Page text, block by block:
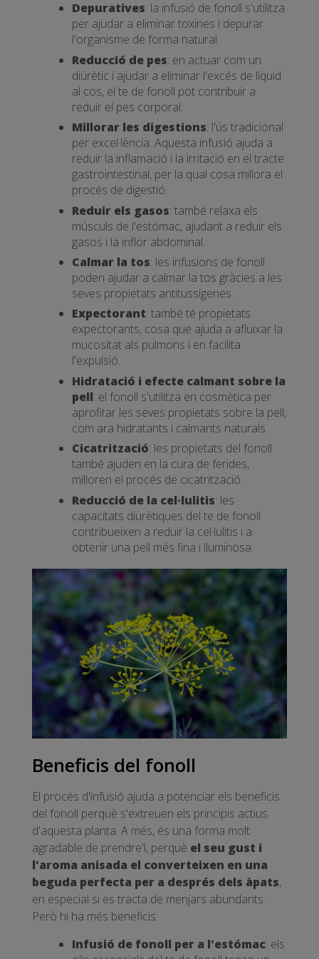
Depuratives: la infusió de fonoll s'utilitza
per ajudar a eliminar toxines i depurar
l'organisme de forma natural.
Reducció de pes: en actuar com un
diürètic i ajudar a eliminar l'excés de líquid
al cos, el te de fonoll pot contribuir a
reduir el pes corporal.
Millorar les digestions: l'ús tradicional
per excel·lència. Aquesta infusió ajuda a
reduir la inflamació i la irritació en el tracte
gastrointestinal, per la qual cosa millora el
procés de digestió.
Reduir els gasos: també relaxa els
músculs de l'estómac, ajudant a reduir els
gasos i la inflor abdominal.
Calmar la tos: les infusions de fonoll
poden ajudar a calmar la tos gràcies a les
seves propietats antitussígenes.
Expectorant: també té propietats
expectorants, cosa que ajuda a afluixar la
mucositat als pulmons i en facilita
l'expulsió.
Hidratació i efecte calmant sobre la
pell: el fonoll s'utilitza en cosmètica per
aprofitar les seves propietats sobre la pell,
com ara hidratants i calmants naturals.
Cicatrització: les propietats del fonoll
també ajuden en la cura de ferides,
milloren el procés de cicatrització.
Reducció de la cel·lulitis: les
capacitats diürètiques del te de fonoll
contribueixen a reduir la cel·lulitis i a
obtenir una pell més fina i lluminosa.
Beneficis del fonoll
El procés d'infusió ajuda a potenciar els beneficis
del fonoll perquè s'extreuen els principis actius
d'aquesta planta. A més, és una forma molt
agradable de prendre'l, perquè el seu gust i
l'aroma anisada el converteixen en una
beguda perfecta per a després dels àpats,
en especial si es tracta de menjars abundants.
Però hi ha més beneficis:
Infusió de fonoll per a l'estómac: els